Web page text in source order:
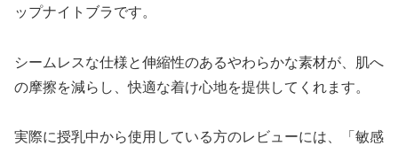
ップナイトブラです。
シームレスな仕様と伸縮性のあるやわらかな素材が、肌へ
の摩擦を減らし、快適な着け心地を提供してくれます。
実際に授乳中から使用している方のレビューには、「敏感